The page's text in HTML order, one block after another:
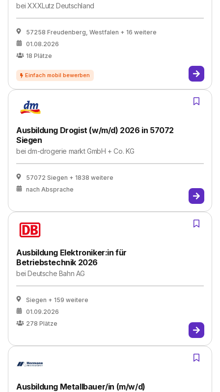
beiXXXLutz Deutschland
57258 Freudenberg, Westfalen + 16 weitere
01.08.2026
18 Plätze
Ausbildung Drogist (w/m/d) 2026 in 57072
Siegen
beidm-drogerie markt GmbH + Co. KG
57072 Siegen + 1838 weitere
nach Absprache
Ausbildung Elektroniker:in für
Betriebstechnik 2026
beiDeutsche Bahn AG
Siegen + 159 weitere
01.09.2026
278 Plätze
Ausbildung Metallbauer/in (m/w/d)